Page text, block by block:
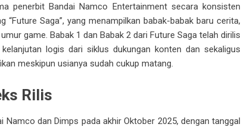
penerbit Bandai Namco Entertainment secara konsisten
Saga”, yang menampilkan babak-babak baru cerita,
game. Babak 1 dan Babak 2 dari Future Saga telah dirilis
logis dari siklus dukungan konten dan sekaligus
meskipun usianya sudah cukup matang.
Rilis
dan Dimps pada akhir Oktober 2025, dengan tanggal